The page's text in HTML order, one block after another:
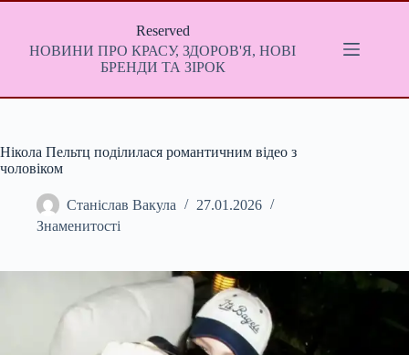
Перейти
Reserved
НОВИНИ ПРО КРАСУ, ЗДОРОВ'Я, НОВІ
БРЕНДИ ТА ЗІРОК
Нікола Пельтц поділилася романтичним відео з
чоловіком
Станіслав Вакула
27.01.2026
Знаменитості